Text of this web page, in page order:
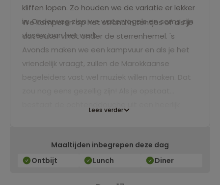
kliffen lopen. Zo houden we de variatie er lekker
in. Onderweg zien we watervogels en soms zijn
vissers aan het werk.
We kamperen op het strand in tentjes of als je
dat leuker vindt onder de sterrenhemel. 's
Avonds maken we een kampvuur en als je het
vriendelijk vraagt, zullen de Marokkaanse
Lees verder
Maaltijden inbegrepen deze dag
Ontbijt
Lunch Diner